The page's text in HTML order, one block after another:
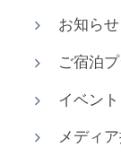
お知ら
ご宿泊
イベン
メディ